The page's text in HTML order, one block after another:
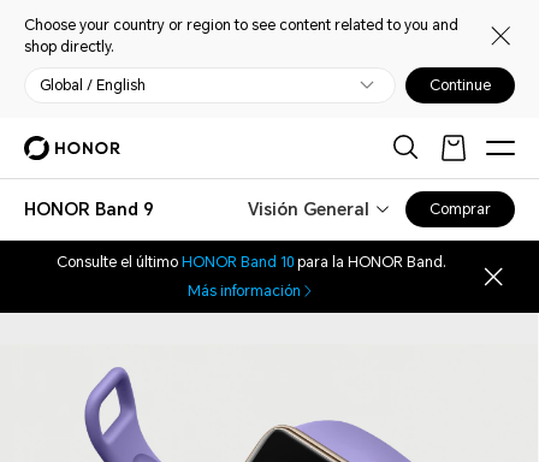
Choose your country or region to see content related to you and
shop directly.
Global / English Continue
HONOR Band 9 Visión General Comprar
Consulte el último HONOR Band 10 para la HONOR Band.
Más información